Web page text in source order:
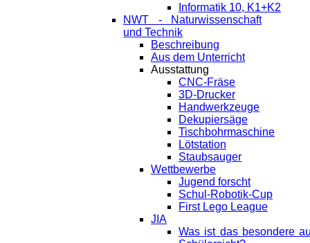
Informatik 10, K1+K2
NWT - Naturwissenschaft
und Technik
Beschreibung
Aus dem Unterricht
Ausstattung
CNC-Fräse
3D-Drucker
Handwerkzeuge
Dekupiersäge
Tischbohrmaschine
Lötstation
Staubsauger
Wettbewerbe
Jugend forscht
Schul-Robotik-Cup
First Lego League
JIA
Was ist das besondere